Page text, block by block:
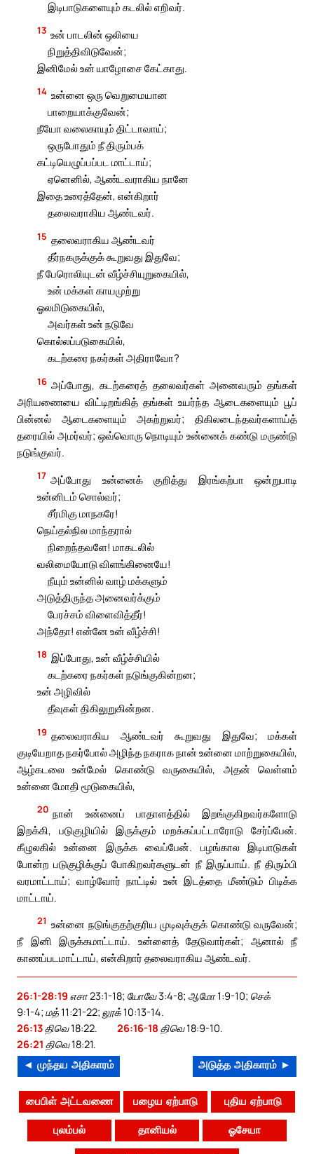
இடிபாடுகளையும் கடலில் எறிவர்.
13 உன் பாடலின் ஒலியை
நிறுத்திவிடுவேன்;
இனிமேல் உன் யாழோசை கேட்காது.
14 உன்னை ஒரு வெறுமையான
பாறையாக்குவேன்;
நீயோ வலைகாயும் திட்டாவாய்;
ஒருபோதும் நீ திரும்பக்
கட்டியெழுப்பப்பட மாட்டாய்;
ஏனெனில், ஆண்டவராகிய நானே
இதை உரைத்தேன், என்கிறார்
தலைவராகிய ஆண்டவர்.
15 தலைவராகிய ஆண்டவர்
தீர்நகருக்குக் கூறுவது இதுவே;
நீ பேரொலியுடன் வீழ்ச்சியுறுகையில்,
உன் மக்கள் காயமுற்று
ஓலமிடுகையில்,
அவர்கள் உன் நடுவே
கொல்லப்படுகையில்,
கடற்கரை நகர்கள் அதிராவோ?
16 அப்போது, கடற்கரைத் தலைவர்கள் அனைவரும் தங்கள்
அரியணையை விட்டிறங்கித் தங்கள் உயர்ந்த ஆடைகளையும் பூப்
பின்னல் ஆடைகளையும் அகற்றுவர்; திகிலடைந்தவர்களாய்த்
தரையில் அமர்வர்; ஒவ்வொரு நொடியும் உன்னைக் கண்டு மருண்டு
நடுங்குவர்.
17 அப்போது உன்னைக் குறித்து இரங்கற்பா ஒன்றுபாடி
உன்னிடம் சொல்வர்;
சீர்மிகு மாநகரே!
நெய்தல்நில மாந்தரால்
நிறைந்தவளே! மாகடலில்
வலிமையோடு விளங்கினையே!
நீயும் உன்னில் வாழ் மக்களும்
அடுத்திருந்த அனைவர்க்கும்
பேரச்சம் விளைவித்தீர்!
அந்தோ! என்னே உன் வீழ்ச்சி!
18 இப்போது, உன் வீழ்ச்சியில்
கடற்கரை நகர்கள் நடுங்குகின்றன;
உன் அழிவில்
தீவுகள் திகிலுறுகின்றன.
19 தலைவராகிய ஆண்டவர் கூறுவது இதுவே; மக்கள்
குடியேறாத நகர்போல் அழிந்த நகராக நான் உன்னை மாற்றுகையில்,
ஆழ்கடலை உன்மேல் கொண்டு வருகையில், அதன் வெள்ளம்
உன்னை மோதி மூடுகையில்,
20 நான் உன்னைப் பாதாளத்தில் இறங்குகிறவர்களோடு
இறக்கி, படுகுழியில் இருக்கும் மறக்கப்பட்டாரோடு சேர்ப்பேன்.
கீழுலகில் உன்னை இருக்க வைப்பேன். பழங்கால இடிபாடுகள்
போன்ற படுகுழிக்குப் போகிறவர்களுடன் நீ இருப்பாய். நீ திரும்பி
வரமாட்டாய்; வாழ்வோர் நாட்டில் உன் இடத்தை மீண்டும் பிடிக்க
மாட்டாய்.
21 உன்னை நடுங்குதற்குரிய முடிவுக்குக் கொண்டு வருவேன்;
நீ இனி இருக்கமாட்டாய். உன்னைத் தேடுவார்கள்; ஆனால் நீ
காணப்படமாட்டாய், என்கிறார் தலைவராகிய ஆண்டவர்.
26:1-28:19 எசா 23:1-18; யோவே 3:4-8; ஆமோ 1:9-10; செக்
9:1-4; மத் 11:21-22; லூக் 10:13-14.
26:13திவெ 18:22. 26:16-18 திவெ 18:9-10.
26:21 திவெ 18:21.
◄ முந்தய அதிகாரம் அடுத்த அதிகாரம் ►
பைபிள் அட்டவணை பழைய ஏற்பாடு புதிய ஏற்பாடு
புலம்பல் தானியல் ஓசேயா